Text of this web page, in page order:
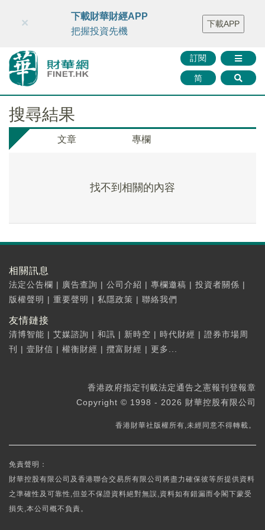
財華智庫網 FINTV FINMETA 財華證券 媒體矩陣
智庫沙龍
聯絡我們
訂閱
简
×
下載財華財經APP
把握投資先機
下載APP
搜尋結果
文章 專欄
找不到相關的內容
相關訊息
法定公告欄 | 廣告查詢 | 公司介紹 | 專欄邀稿 | 投資者關係 |
版權聲明 | 重要聲明 | 私隱政策 | 聯絡我們
友情鏈接
清博智能 | 艾媒諮詢 | 和訊 | 新時空 | 時代財經 | 證券市場周
刊
| 壹財信 | 權衡財經 | 攬富財經 | 更多...
香港政府指定刊載法定通告之憲報刊登報章
Copyright © 1998 - 2026 財華控股有限公司
香港財華社版權所有,未經同意不得轉載。
免責聲明：
財華控股有限公司及香港聯合交易所有限公司將盡力確保彼等所提供資料
之準確性及可靠性,但並不保證資料絕對無誤,資料如有錯漏而令閣下蒙受
損失,本公司概不負責。